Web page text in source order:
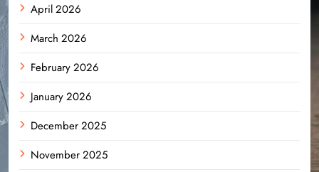
April 2026
March 2026
February 2026
January 2026
December 2025
November 2025